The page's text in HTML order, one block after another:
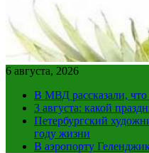
6 августа, 2026
В МВД рассказали, что
3 августа: какой
Петербургский
году жизни
В аэропорту